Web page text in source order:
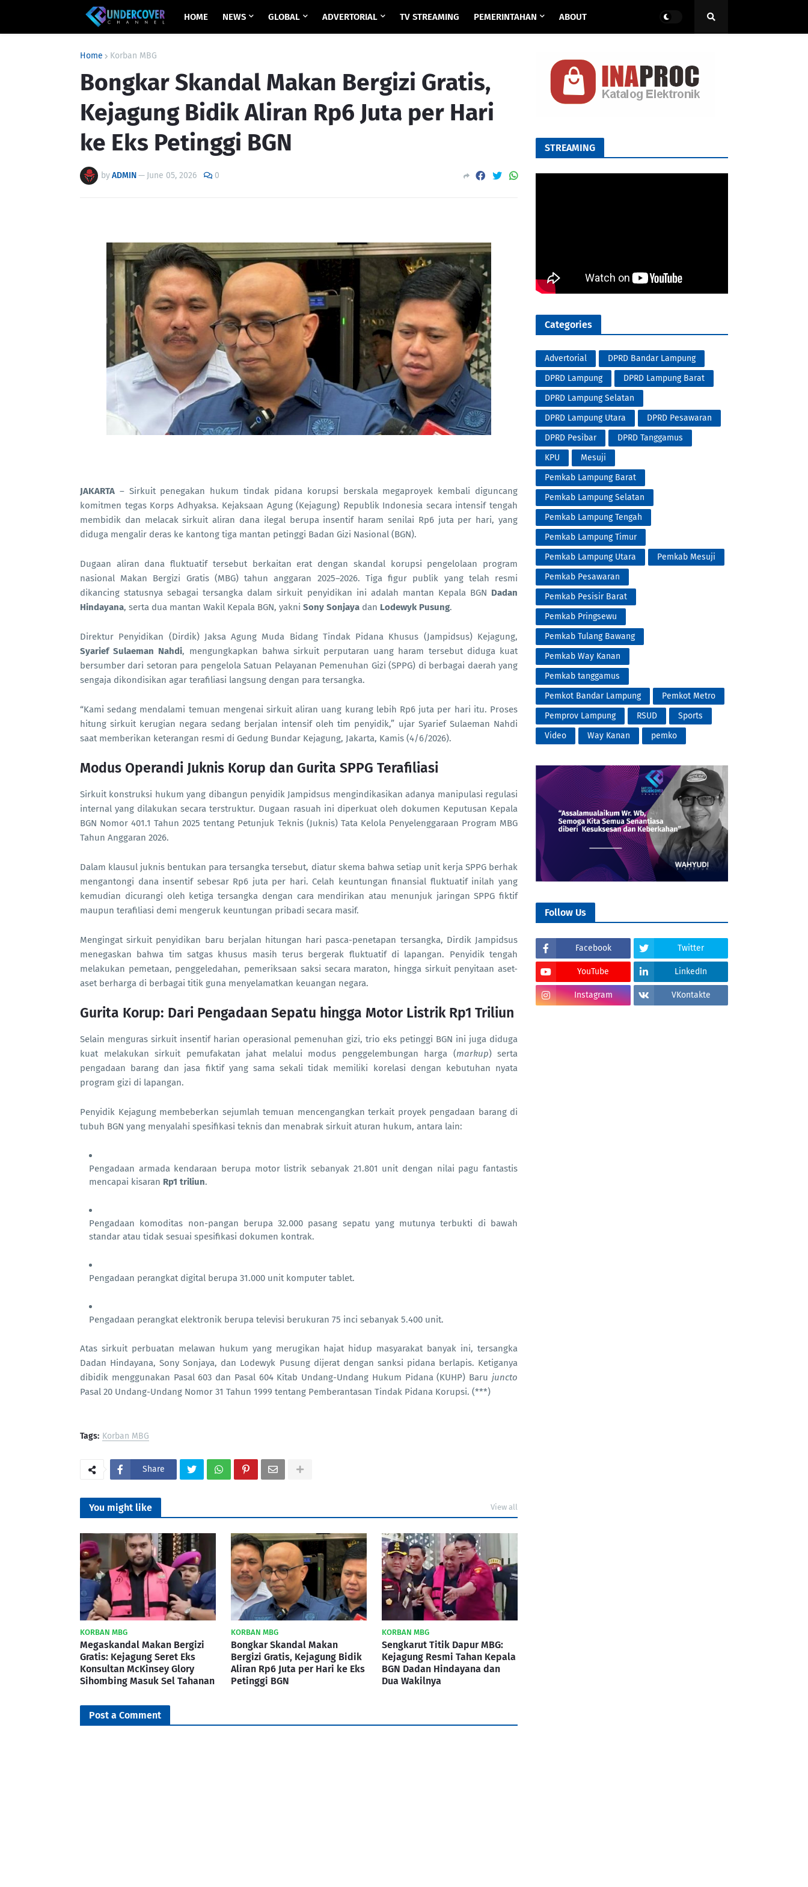
HOME NEWS GLOBAL ADVERTORIAL TV STREAMING PEMERINTAHAN ABOUT
Home Korban MBG
Bongkar Skandal Makan Bergizi Gratis,
Kejagung Bidik Aliran Rp6 Juta per Hari
ke Eks Petinggi BGN
byADMIN— June 05, 2026 0
JAKARTA – Sirkuit penegakan hukum tindak pidana korupsi berskala megaproyek kembali diguncang
komitmen tegas Korps Adhyaksa. Kejaksaan Agung (Kejagung) Republik Indonesia secara intensif tengah
membidik dan melacak sirkuit aliran dana ilegal berupa insentif haram senilai Rp6 juta per hari, yang
diduga mengalir deras ke kantong tiga mantan petinggi Badan Gizi Nasional (BGN).
Dugaan aliran dana fluktuatif tersebut berkaitan erat dengan skandal korupsi pengelolaan program
nasional Makan Bergizi Gratis (MBG) tahun anggaran 2025–2026. Tiga figur publik yang telah resmi
dikancing statusnya sebagai tersangka dalam sirkuit penyidikan ini adalah mantan Kepala BGN Dadan
Hindayana, serta dua mantan Wakil Kepala BGN, yakni Sony Sonjaya dan Lodewyk Pusung.
Direktur Penyidikan (Dirdik) Jaksa Agung Muda Bidang Tindak Pidana Khusus (Jampidsus) Kejagung,
Syarief Sulaeman Nahdi, mengungkapkan bahwa sirkuit perputaran uang haram tersebut diduga kuat
bersumber dari setoran para pengelola Satuan Pelayanan Pemenuhan Gizi (SPPG) di berbagai daerah yang
sengaja dikondisikan agar terafiliasi langsung dengan para tersangka.
“Kami sedang mendalami temuan mengenai sirkuit aliran uang kurang lebih Rp6 juta per hari itu. Proses
hitung sirkuit kerugian negara sedang berjalan intensif oleh tim penyidik,” ujar Syarief Sulaeman Nahdi
saat memberikan keterangan resmi di Gedung Bundar Kejagung, Jakarta, Kamis (4/6/2026).
Modus Operandi Juknis Korup dan Gurita SPPG Terafiliasi
Sirkuit konstruksi hukum yang dibangun penyidik Jampidsus mengindikasikan adanya manipulasi regulasi
internal yang dilakukan secara terstruktur. Dugaan rasuah ini diperkuat oleh dokumen Keputusan Kepala
BGN Nomor 401.1 Tahun 2025 tentang Petunjuk Teknis (Juknis) Tata Kelola Penyelenggaraan Program MBG
Tahun Anggaran 2026.
Dalam klausul juknis bentukan para tersangka tersebut, diatur skema bahwa setiap unit kerja SPPG berhak
mengantongi dana insentif sebesar Rp6 juta per hari. Celah keuntungan finansial fluktuatif inilah yang
kemudian dicurangi oleh ketiga tersangka dengan cara mendirikan atau menunjuk jaringan SPPG fiktif
maupun terafiliasi demi mengeruk keuntungan pribadi secara masif.
Mengingat sirkuit penyidikan baru berjalan hitungan hari pasca-penetapan tersangka, Dirdik Jampidsus
menegaskan bahwa tim satgas khusus masih terus bergerak fluktuatif di lapangan. Penyidik tengah
melakukan pemetaan, penggeledahan, pemeriksaan saksi secara maraton, hingga sirkuit penyitaan aset-
aset berharga di berbagai titik guna menyelamatkan keuangan negara.
Gurita Korup: Dari Pengadaan Sepatu hingga Motor Listrik Rp1 Triliun
Selain menguras sirkuit insentif harian operasional pemenuhan gizi, trio eks petinggi BGN ini juga diduga
kuat melakukan sirkuit pemufakatan jahat melalui modus penggelembungan harga (markup) serta
pengadaan barang dan jasa fiktif yang sama sekali tidak memiliki korelasi dengan kebutuhan nyata
program gizi di lapangan.
Penyidik Kejagung membeberkan sejumlah temuan mencengangkan terkait proyek pengadaan barang di
tubuh BGN yang menyalahi spesifikasi teknis dan menabrak sirkuit aturan hukum, antara lain:
Pengadaan armada kendaraan berupa motor listrik sebanyak 21.801 unit dengan nilai pagu fantastis
mencapai kisaran Rp1 triliun.
Pengadaan komoditas non-pangan berupa 32.000 pasang sepatu yang mutunya terbukti di bawah
standar atau tidak sesuai spesifikasi dokumen kontrak.
Pengadaan perangkat digital berupa 31.000 unit komputer tablet.
Pengadaan perangkat elektronik berupa televisi berukuran 75 inci sebanyak 5.400 unit.
Atas sirkuit perbuatan melawan hukum yang merugikan hajat hidup masyarakat banyak ini, tersangka
Dadan Hindayana, Sony Sonjaya, dan Lodewyk Pusung dijerat dengan sanksi pidana berlapis. Ketiganya
dibidik menggunakan Pasal 603 dan Pasal 604 Kitab Undang-Undang Hukum Pidana (KUHP) Baru juncto
Pasal 20 Undang-Undang Nomor 31 Tahun 1999 tentang Pemberantasan Tindak Pidana Korupsi. (***)
Tags: Korban MBG
Share
You might like View all
KORBAN MBG
Megaskandal Makan Bergizi
Gratis: Kejagung Seret Eks
Konsultan McKinsey Glory
Sihombing Masuk Sel Tahanan
KORBAN MBG
Bongkar Skandal Makan
Bergizi Gratis, Kejagung Bidik
Aliran Rp6 Juta per Hari ke Eks
Petinggi BGN
KORBAN MBG
Sengkarut Titik Dapur MBG:
Kejagung Resmi Tahan Kepala
BGN Dadan Hindayana dan
Dua Wakilnya
Post a Comment
STREAMING
Categories
Advertorial
DPRD Bandar Lampung
DPRD Lampung
DPRD Lampung Barat
DPRD Lampung Selatan
DPRD Lampung Utara
DPRD Pesawaran
DPRD Pesibar
DPRD Tanggamus
KPU
Mesuji
Pemkab Lampung Barat
Pemkab Lampung Selatan
Pemkab Lampung Tengah
Pemkab Lampung Timur
Pemkab Lampung Utara
Pemkab Mesuji
Pemkab Pesawaran
Pemkab Pesisir Barat
Pemkab Pringsewu
Pemkab Tulang Bawang
Pemkab Way Kanan
Pemkab tanggamus
Pemkot Bandar Lampung
Pemkot Metro
Pemprov Lampung
RSUD
Sports
Video
Way Kanan pemko
Follow Us
Facebook Twitter
YouTube LinkedIn
Instagram VKontakte